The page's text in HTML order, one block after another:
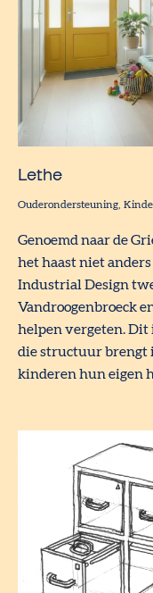
Lethe
Ouderondersteuning
Genoemd naar de
het haast niet
Industrial Design
Vandroogenbroeck
helpen vergeten. Dit
die structuur brengt
kinderen hun eigen